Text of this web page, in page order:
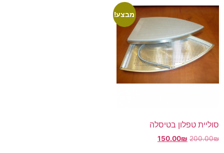
מבצע!
סוליית טפלון בטיסלה
200.00₪
150.00₪